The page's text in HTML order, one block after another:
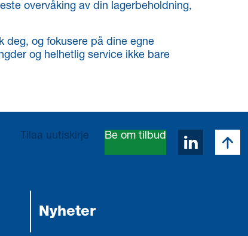
overvåking av din lagerbeholdning,
deg, og fokusere på dine egne
og helhetlig service ikke bare
Tilaa uutiskirje Be om tilbud Avaa
Nyheter